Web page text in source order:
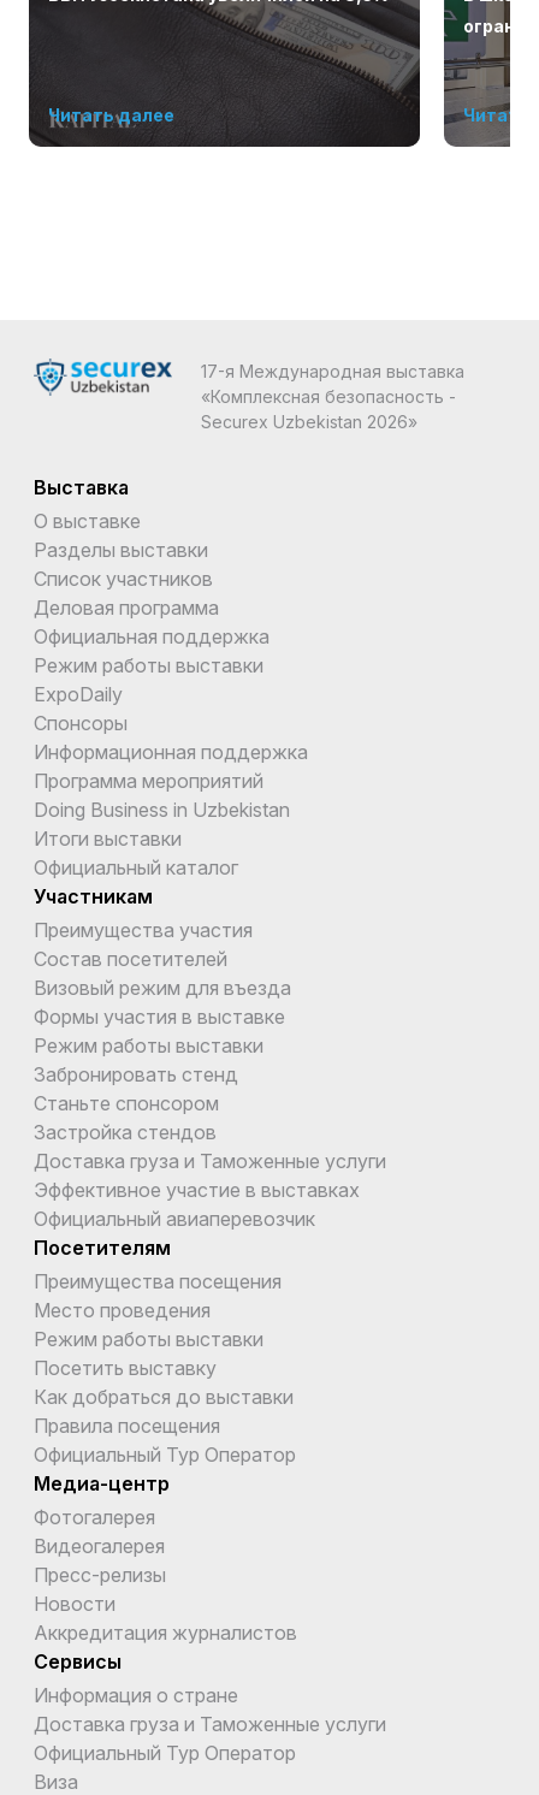
Читать далее Читать
17-я Международная выставка
«Комплексная безопасность -
Securex Uzbekistan 2026»
Выставка
О выставке
Разделы выставки
Список участников
Деловая программа
Официальная поддержка
Режим работы выставки
ExpoDaily
Спонсоры
Информационная поддержка
Программа мероприятий
Doing Business in Uzbekistan
Итоги выставки
Официальный каталог
Участникам
Преимущества участия
Состав посетителей
Визовый режим для въезда
Формы участия в выставке
Режим работы выставки
Забронировать стенд
Станьте спонсором
Застройка стендов
Доставка груза и Таможенные услуги
Эффективное участие в выставках
Официальный авиаперевозчик
Посетителям
Преимущества посещения
Место проведения
Режим работы выставки
Посетить выставку
Как добраться до выставки
Правила посещения
Официальный Тур Оператор
Медиа-центр
Фотогалерея
Видеогалерея
Пресс-релизы
Новости
Аккредитация журналистов
Сервисы
Информация о стране
Доставка груза и Таможенные услуги
Официальный Тур Оператор
Виза